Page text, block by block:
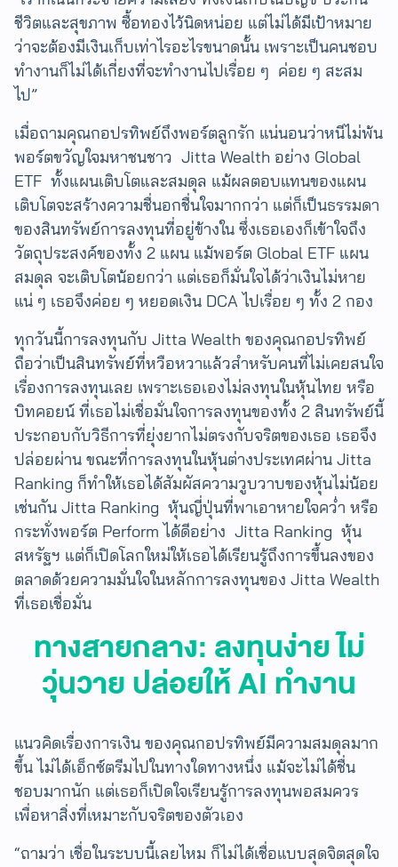
ชีวิตและสุขภาพ ซื้อทองไว้นิดหน่อย แต่ไม่ได้มีเป้าหมาย
ว่าจะต้องมีเงินเก็บเท่าไรอะไรขนาดนั้น เพราะเป็นคนชอบ
ทำงานก็ไม่ได้เกี่ยงที่จะทำงานไปเรื่อย ๆ ค่อย ๆ สะสม
ไป”​
เมื่อถามคุณกอปรทิพย์ถึงพอร์ตลูกรัก แน่นอนว่าหนีไม่พ้น
พอร์ตขวัญใจมหาชนชาว Jitta Wealth อย่าง Global
ETF ทั้งแผนเติบโตและสมดุล แม้ผลตอบแทนของแผน
เติบโตจะสร้างความชื่นอกชื่นใจมากกว่า​ แต่ก็เป็นธรรมดา
ของสินทรัพย์การลงทุนที่อยู่ข้างใน ซึ่งเธอเองก็เข้าใจถึง
วัตถุประสงค์ของทั้ง 2 แผน แม้พอร์ต Global ETF แผน
สมดุล จะเติบโตน้อยกว่า แต่เธอก็มั่นใจได้ว่าเงินไม่หาย
แน่ ๆ เธอจึงค่อย ๆ หยอดเงิน DCA ไปเรื่อย ๆ ทั้ง 2 กอง ​
ทุกวันนี้การลงทุนกับ Jitta Wealth ของคุณกอปรทิพย์
ถือว่าเป็นสินทรัพย์ที่หวือหวาแล้วสำหรับคนที่ไม่เคยสนใจ
เรื่องการลงทุนเลย เพราะเธอเองไม่ลงทุนในหุ้นไทย หรือ
บิทคอยน์ ที่เธอไม่เชื่อมั่นใจการลงทุนของทั้ง 2 สินทรัพย์นี้
ประกอบกับวิธีการที่ยุ่งยากไม่ตรงกับจริตของเธอ เธอจึง
ปล่อยผ่าน ขณะที่การลงทุนในหุ้นต่างประเทศผ่าน Jitta
Ranking ก็ทำให้เธอได้สัมผัสความวูบวาบของหุ้นไม่น้อย
เช่นกัน Jitta Ranking หุ้นญี่ปุ่นที่พาเอาหายใจคว่ำ​ หรือ
กระทั่งพอร์ต Perform ได้ดีอย่าง Jitta Ranking หุ้น
สหรัฐฯ​ แต่ก็เปิดโลกใหม่ให้เธอได้เรียนรู้ถึงการขึ้นลงของ
ตลาดด้วยความมั่นใจในหลักการลงทุนของ Jitta Wealth
ที่เธอเชื่อมั่น
ทางสายกลาง: ลงทุนง่าย ไม่
วุ่นวาย ปล่อยให้ AI ทำงาน
แนวคิดเรื่องการเงิน ของคุณกอปรทิพย์มีความสมดุลมาก
ขึ้น ไม่ได้เอ็กซ์ตรีมไปในทางใดทางหนึ่ง ​แม้จะไม่ได้ชื่น
ชอบมากนัก แต่เธอก็เปิดใจเรียนรู้การลงทุนพอสมควร
เพื่อหาสิ่งที่เหมาะกับจริตของตัวเอง
“ถามว่า เชื่อในระบบนี้เลยไหม ก็ไม่ได้เชื่อแบบสุดจิตสุดใจ